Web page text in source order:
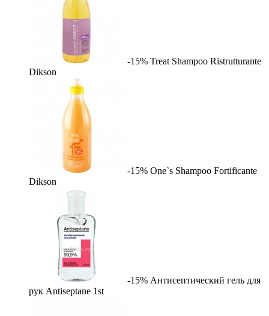
-15% Treat Shampoo Ristrutturante
Dikson
-15% One`s Shampoo Fortificante
Dikson
-15% Антисептический гель для
рук Antiseptane 1st